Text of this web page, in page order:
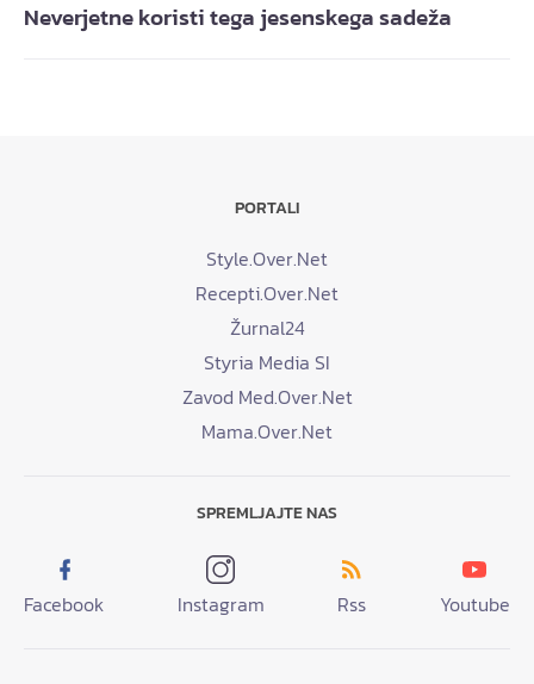
Neverjetne koristi tega jesenskega sadeža
PORTALI
Style.Over.Net
Recepti.Over.Net
Žurnal24
Styria Media SI
Zavod Med.Over.Net
Mama.Over.Net
SPREMLJAJTE NAS
Facebook Instagram Rss Youtube